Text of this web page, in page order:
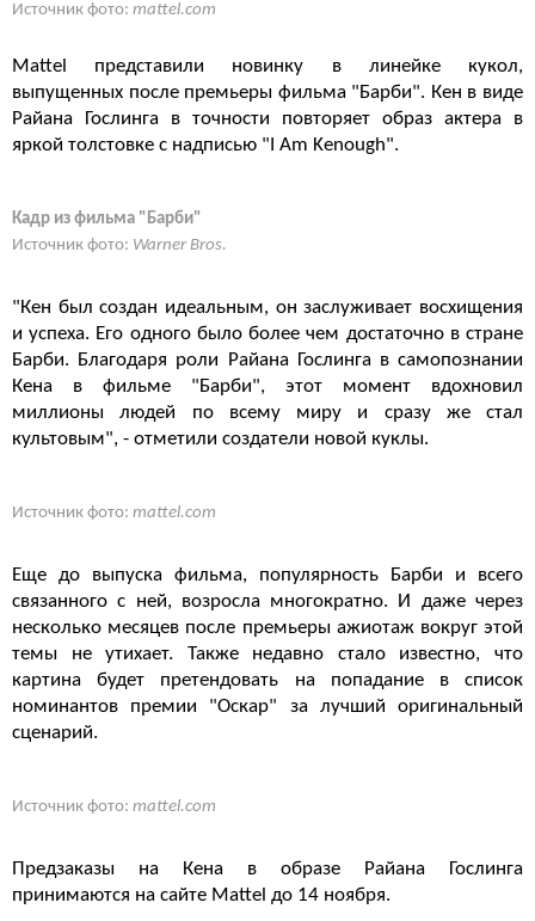
Источник фото: mattel.com
Mattel представили новинку в линейке кукол,
выпущенных после премьеры фильма "Барби". Кен в виде
Райана Гослинга в точности повторяет образ актера в
яркой толстовке с надписью "I Am Kenough".
Кадр из фильма "Барби"
Источник фото: Warner Bros.
"Кен был создан идеальным, он заслуживает восхищения
и успеха. Его одного было более чем достаточно в стране
Барби. Благодаря роли Райана Гослинга в самопознании
Кена в фильме "Барби", этот момент вдохновил
миллионы людей по всему миру и сразу же стал
культовым", - отметили создатели новой куклы.
Источник фото: mattel.com
Еще до выпуска фильма, популярность Барби и всего
связанного с ней, возросла многократно. И даже через
несколько месяцев после премьеры ажиотаж вокруг этой
темы не утихает. Также недавно стало известно, что
картина будет претендовать на попадание в список
номинантов премии "Оскар" за лучший оригинальный
сценарий.
Источник фото: mattel.com
Предзаказы на Кена в образе Райана Гослинга
принимаются на сайте Mattel до 14 ноября.